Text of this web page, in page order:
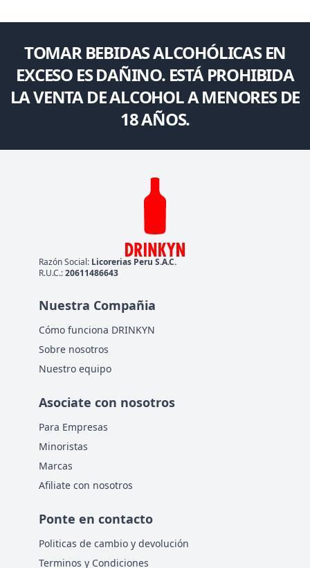
TOMAR BEBIDAS ALCOHÓLICAS EN
EXCESO ES DAÑINO. ESTÁ PROHIBIDA
LA VENTA DE ALCOHOL A MENORES DE
18 AÑOS.
Razón Social: Licorerias Peru S.A.C.
R.U.C.:20611486643
Nuestra Compañia
Cómo funciona DRINKYN
Sobre nosotros
Nuestro equipo
Asociate con nosotros
Para Empresas
Minoristas
Marcas
Afiliate con nosotros
Ponte en contacto
Politicas de cambio y devolución
Terminos y Condiciones